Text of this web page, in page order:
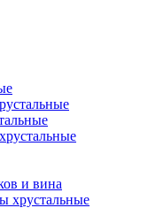
и вина
хрустальные